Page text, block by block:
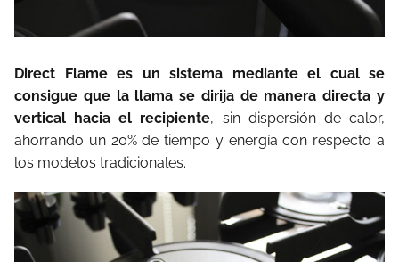
Direct Flame es un sistema mediante el cual se
consigue que la llama se dirija de manera directa y
vertical hacia el recipiente, sin dispersión de calor,
ahorrando un 20% de tiempo y energía con respecto a
los modelos tradicionales.